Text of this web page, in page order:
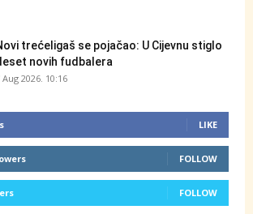
trećeligaš se pojačao: U Cijevnu stiglo
novih fudbalera
Aug 2026. 10:16
LIKE
FOLLOW
FOLLOW